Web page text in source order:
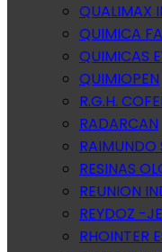
QUALIMAX
QUIMICA
QUIMICAS
QUIMIOPEN
R.G.H.
RADARCAN
RAIMUNDO
RESINAS
REUNION
REYDOZ -
RHOINTER